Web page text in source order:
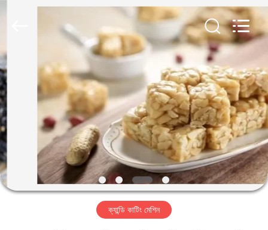
বাড়ি
পণ্য
আমাদের
সম্পর্কে
কারখানা
Reserved.
ক্যান্ডি কাটিং মেশিন